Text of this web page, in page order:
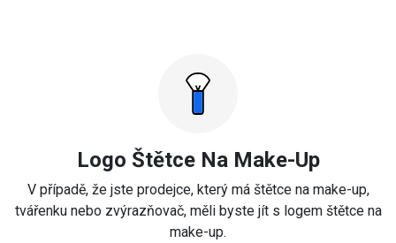
Logo Štětce Na Make-Up
V případě, že jste prodejce, který má štětce na make-up,
tvářenku nebo zvýrazňovač, měli byste jít s logem štětce na
make-up.